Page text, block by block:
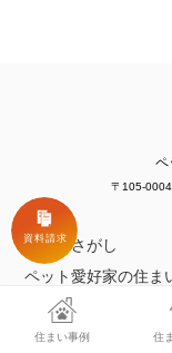
ペ
〒105-
住まいさがし
ペット愛好家の住ま
AMILIEとは
住まい事例 住